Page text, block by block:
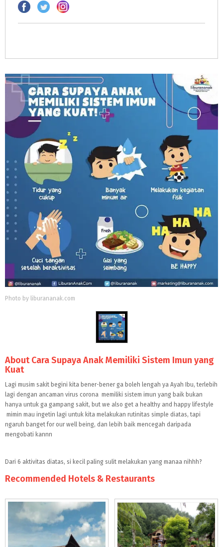
Photo by liburananak.com
About Cara Supaya Anak Memiliki Sistem Imun yang
Kuat
Lagi musim sakit begini kita bener-bener ga boleh lengah ya Ayah Ibu, terlebih
lagi dengan ancaman virus corona memiliki sistem imun yang baik bukan
hanya untuk ga gampang sakit, but we also get a healthy and happy lifestyle
mimin mau ingetin lagi untuk kita melakukan rutinitas simple diatas, tapi
ngaruh banget for our well being, dan lebih baik mencegah daripada
mengobati kannn
Dari 6 aktivitas diatas, si kecil paling sulit melakukan yang manaa nihhh?
Recommended Hotels & Restaurants